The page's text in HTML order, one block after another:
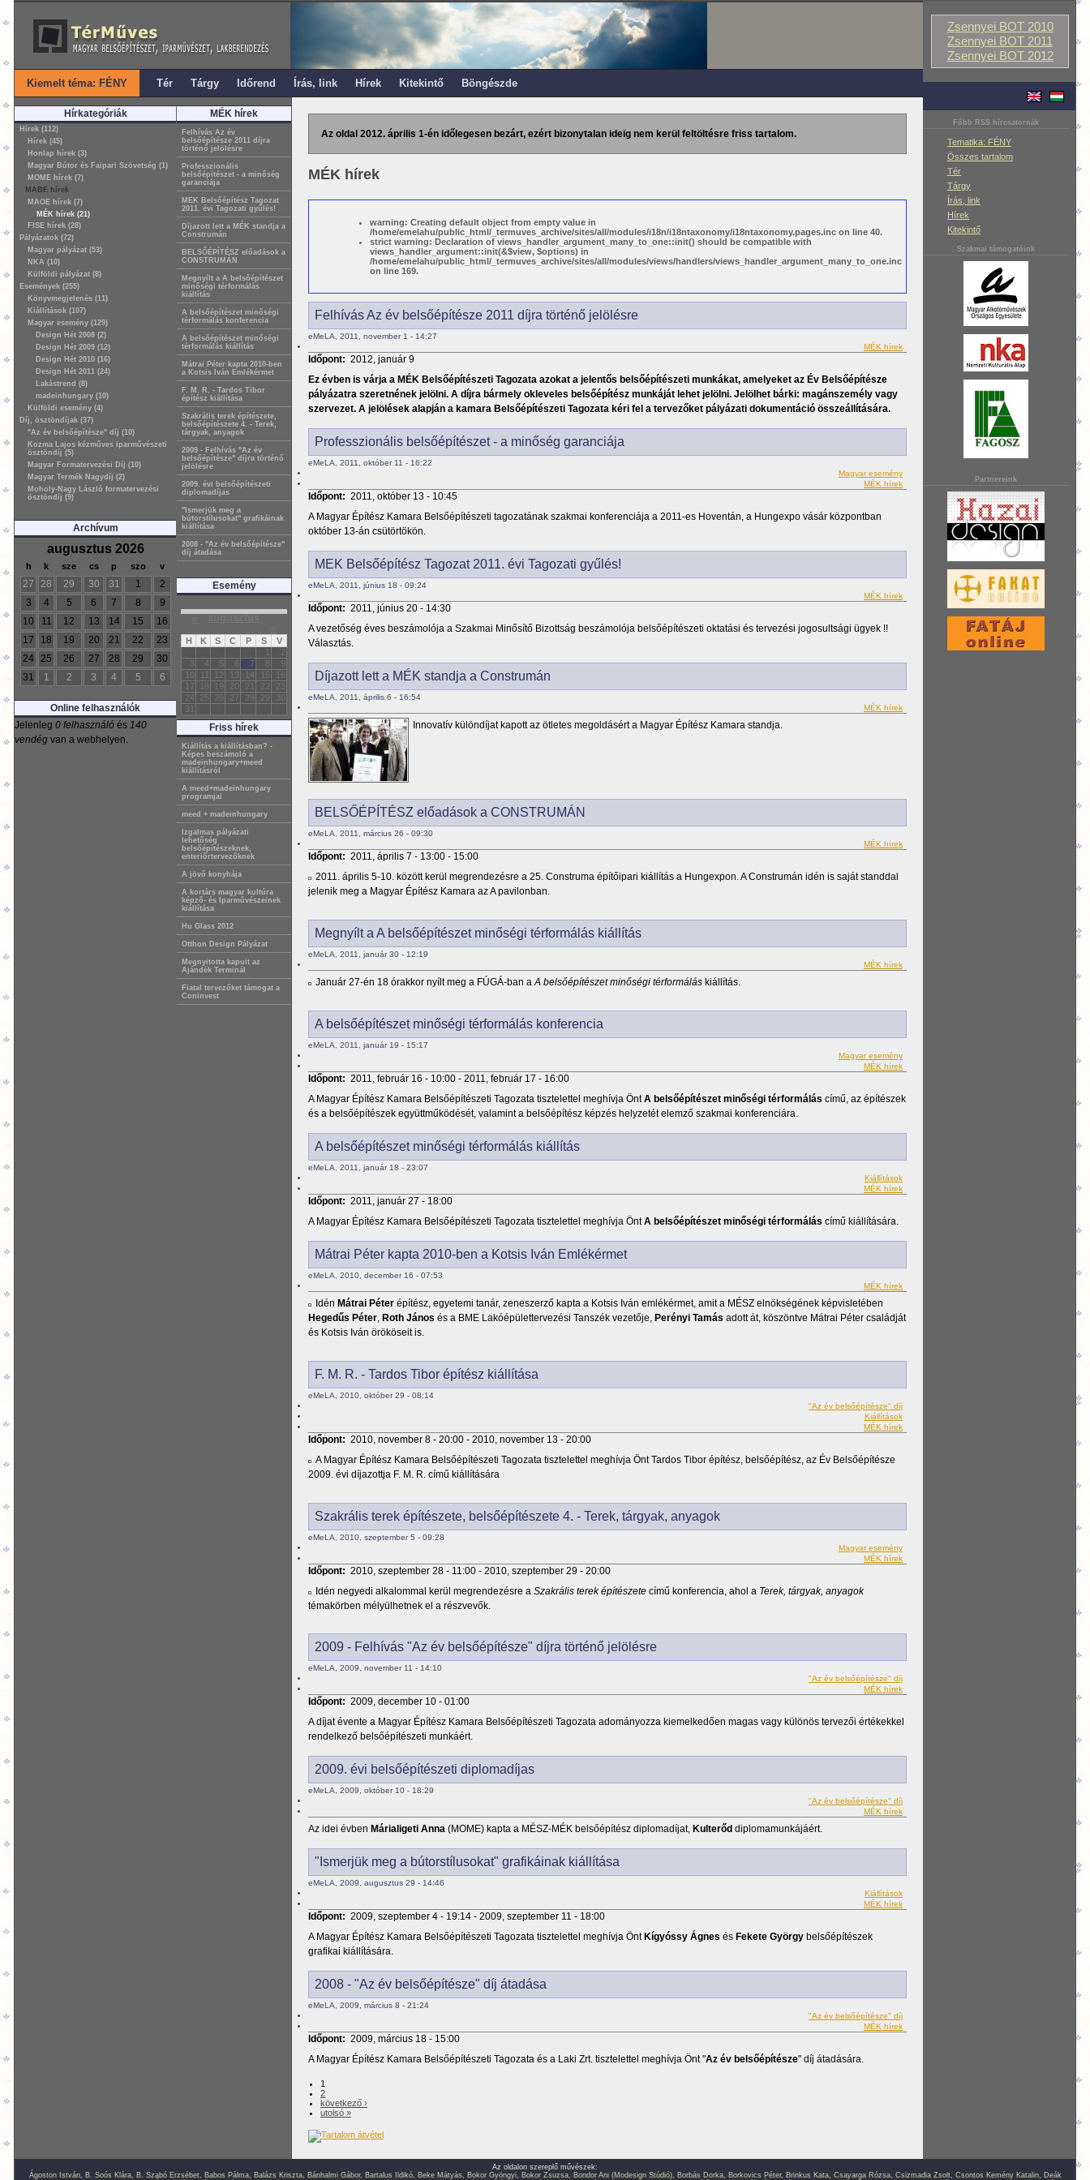
Zsennyei BOT 2010
Zsennyei BOT 2011
Zsennyei BOT 2012
Főbb RSS hírcsatornák
Tematika: FÉNY
Összes tartalom
Tér
Tárgy
Írás, link
Hírek
Kitekintő
Szakmai támogatóink
Partnereink
Kiemelt téma: FÉNY Tér Tárgy Időrend Írás, link Hírek Kitekintő Böngészde
Hírkategóriák
Hírek (112)
Hírek (45)
Honlap hírek (3)
Magyar Bútor és Faipari Szövetség (1)
MOME hírek (7)
MABE hírek
MAOE hírek (7)
MÉK hírek (21)
FISE hírek (28)
Pályázatok (72)
Magyar pályázat (53)
NKA (10)
Külföldi pályázat (8)
Események (255)
Könyvmegjelenés (11)
Kiállítások (107)
Magyar esemény (129)
Design Hét 2008 (2)
Design Hét 2009 (12)
Design Hét 2010 (16)
Design Hét 2011 (24)
Lakástrend (8)
madeinhungary (10)
Külföldi esemény (4)
Díj, ösztöndíjak (37)
"Az év belsőépítésze" díj (10)
Kozma Lajos kézműves iparművészeti
ösztöndíj (5)
Magyar Formatervezési Díj (10)
Magyar Termék Nagydíj (2)
Moholy-Nagy László formatervezési
ösztöndíj (9)
Archívum
augusztus 2026
h k sze cs p szo v
27 28 29 30 31 1
2
3
4 5 6 7 8
9
10
11 12 13 14 15
16
17
18 19 20 21 22
23
24
25 26 27 28 29
30
31
1 2 3 4 5 6
Online felhasználók
Jelenleg 0 felhasználó és 140
vendég van a webhelyen.
MÉK hírek
Felhívás Az év
belsőépítésze 2011 díjra
történő jelölésre
Professzionális
belsőépítészet - a minőség
garanciája
MEK Belsőépítész Tagozat
2011. évi Tagozati gyűlés!
Díjazott lett a MÉK standja a
Construmán
BELSŐÉPÍTÉSZ előadások a
CONSTRUMÁN
Megnyílt a A belsőépítészet
minőségi térformálás
kiállítás
A belsőépítészet minőségi
térformálás konferencia
A belsőépítészet minőségi
térformálás kiállítás
Mátrai Péter kapta 2010-ben
a Kotsis Iván Emlékérmet
F. M. R. - Tardos Tibor
építész kiállítása
Szakrális terek építészete,
belsőépítészete 4. - Terek,
tárgyak, anyagok
2009 - Felhívás "Az év
belsőépítésze" díjra történő
jelölésre
2009. évi belsőépítészeti
diplomadíjas
"Ismerjük meg a
bútorstílusokat" grafikáinak
kiállítása
2008 - "Az év belsőépítésze"
díj átadása
Esemény
« augusztus
H K S C P S
V
1
2
3
4 5 6 7 8
9
10
11 12 13 14 15
16
17
18 19 20 21 22
23
24
25 26 27 28 29
30
31
Friss hírek
Kiállítás a kiállításban? -
Képes beszámoló a
madeinhungary+meed
kiállításról
A meed+madeinhungary
programjai
meed + madeinhungary
Izgalmas pályázati
lehetőség
belsőépítészeknek,
enteriőrtervezőknek
A jövő konyhája
A kortárs magyar kultúra
képző- és Iparművészeinek
kiállítása
Hu Glass 2012
Otthon Design Pályázat
Megnyitotta kapuit az
Ajándék Terminál
Fiatal tervezőket támogat a
Coninvest
Az oldal 2012. április 1-én időlegesen bezárt, ezért bizonytalan ideig nem kerül feltöltésre friss tartalom.
MÉK hírek
warning: Creating default object from empty value in
/home/emelahu/public_html/_termuves_archive/sites/all/modules/i18n/i18ntaxonomy/i18ntaxonomy.pages.inc on line 40.
strict warning: Declaration of views_handler_argument_many_to_one::init() should be compatible with
views_handler_argument::init(&$view, $options) in
/home/emelahu/public_html/_termuves_archive/sites/all/modules/views/handlers/views_handler_argument_many_to_one.inc
on line 169.
Felhívás Az év belsőépítésze 2011 díjra történő jelölésre
eMeLA, 2011, november 1 - 14:27
MÉK hírek
Időpont: 2012, január 9
Ez évben is várja a MÉK Belsőépítészeti Tagozata azokat a jelentős belsőépítészeti munkákat, amelyeket az Év Belsőépítésze
pályázatra szeretnének jelölni. A díjra bármely okleveles belsőépítész munkáját lehet jelölni. Jelölhet bárki: magánszemély vagy
szervezet. A jelölések alapján a kamara Belsőépítészeti Tagozata kéri fel a tervezőket pályázati dokumentáció összeállítására.
Professzionális belsőépítészet - a minőség garanciája
eMeLA, 2011, október 11 - 16:22
Magyar esemény
MÉK hírek
Időpont: 2011, október 13 - 10:45
A Magyar Építész Kamara Belsőépítészeti tagozatának szakmai konferenciája a 2011-es Hoventán, a Hungexpo vásár központban
október 13-án csütörtökön.
MEK Belsőépítész Tagozat 2011. évi Tagozati gyűlés!
eMeLA, 2011, június 18 - 09:24
MÉK hírek
Időpont: 2011, június 20 - 14:30
A vezetőség éves beszámolója a Szakmai Minősítő Bizottság beszámolója belsőépítészeti oktatási és tervezési jogosultsági ügyek !!
Választás.
Díjazott lett a MÉK standja a Construmán
eMeLA, 2011, április 6 - 16:54
MÉK hírek
Innovatív különdíjat kapott az ötletes megoldásért a Magyar Építész Kamara standja.
BELSŐÉPÍTÉSZ előadások a CONSTRUMÁN
eMeLA, 2011, március 26 - 09:30
MÉK hírek
Időpont: 2011, április 7 - 13:00 - 15:00
2011. április 5-10. között kerül megrendezésre a 25. Construma építőipari kiállítás a Hungexpon. A Construmán idén is saját standdal
jelenik meg a Magyar Építész Kamara az A pavilonban.
Megnyílt a A belsőépítészet minőségi térformálás kiállítás
eMeLA, 2011, január 30 - 12:19
MÉK hírek
Január 27-én 18 órakkor nyílt meg a FÚGÁ-ban aA belsőépítészet minőségi térformálás kiállítás.
A belsőépítészet minőségi térformálás konferencia
eMeLA, 2011, január 19 - 15:17
Magyar esemény
MÉK hírek
Időpont: 2011, február 16 - 10:00 - 2011, február 17 - 16:00
A Magyar Építész Kamara Belsőépítészeti Tagozata tisztelettel meghívja ÖntA belsőépítészet minőségi térformálás című, az építészek
és a belsőépítészek együttműködését, valamint a belsőépítész képzés helyzetét elemző szakmai konferenciára.
A belsőépítészet minőségi térformálás kiállítás
eMeLA, 2011, január 18 - 23:07
Kiállítások
MÉK hírek
Időpont: 2011, január 27 - 18:00
A Magyar Építész Kamara Belsőépítészeti Tagozata tisztelettel meghívja ÖntA belsőépítészet minőségi térformálás című kiállítására.
Mátrai Péter kapta 2010-ben a Kotsis Iván Emlékérmet
eMeLA, 2010, december 16 - 07:53
MÉK hírek
Idén Mátrai Péter építész, egyetemi tanár, zeneszerző kapta a Kotsis Iván emlékérmet, amit a MÉSZ elnökségének képvisletében
Hegedűs Péter Roth János és a BME Lakóépülettervezési Tanszék vezetője, Perényi Tamás adott át, köszöntve Mátrai Péter családját
és Kotsis Iván örököseit is.
F. M. R. - Tardos Tibor építész kiállítása
eMeLA, 2010, október 29 - 08:14
"Az év belsőépítésze" díj
Kiállítások
MÉK hírek
Időpont: 2010, november 8 - 20:00 - 2010, november 13 - 20:00
A Magyar Építész Kamara Belsőépítészeti Tagozata tisztelettel meghívja Önt Tardos Tibor építész, belsőépítész, az Év Belsőépítésze
2009. évi díjazottja F. M. R. című kiállítására
Szakrális terek építészete, belsőépítészete 4. - Terek, tárgyak, anyagok
eMeLA, 2010, szeptember 5 - 09:28
Magyar esemény
MÉK hírek
Időpont: 2010, szeptember 28 - 11:00 - 2010, szeptember 29 - 20:00
Idén negyedi alkalommal kerül megrendezésre a Szakrális terek építészete című konferencia, ahol a Terek, tárgyak, anyagok
témakörben mélyülhetnek el a részvevők.
2009 - Felhívás "Az év belsőépítésze" díjra történő jelölésre
eMeLA, 2009, november 11 - 14:10
"Az év belsőépítésze" díj
MÉK hírek
Időpont: 2009, december 10 - 01:00
A díjat évente a Magyar Építész Kamara Belsőépítészeti Tagozata adományozza kiemelkedően magas vagy különös tervezői értékekkel
rendelkező belsőépítészeti munkáért.
2009. évi belsőépítészeti diplomadíjas
eMeLA, 2009, október 10 - 18:29
"Az év belsőépítésze" díj
MÉK hírek
Az idei évben Márialigeti Anna (MOME) kapta a MÉSZ-MÉK belsőépítész diplomadíjat, Kulterőd diplomamunkájáért.
"Ismerjük meg a bútorstílusokat" grafikáinak kiállítása
eMeLA, 2009, augusztus 29 - 14:46
Kiállítások
MÉK hírek
Időpont: 2009, szeptember 4 - 19:14 - 2009, szeptember 11 - 18:00
A Magyar Építész Kamara Belsőépítészeti Tagozata tisztelettel meghívja Önt Kígyóssy Ágnes és Fekete György belsőépítészek
grafikai kiállítására.
2008 - "Az év belsőépítésze" díj átadása
eMeLA, 2009, március 8 - 21:24
"Az év belsőépítésze" díj
MÉK hírek
Időpont: 2009, március 18 - 15:00
A Magyar Építész Kamara Belsőépítészeti Tagozata és a Laki Zrt. tisztelettel meghívja Önt "Az év belsőépítésze" díj átadására.
1
2
következő ›
utolsó »
Az oldalon szereplő művészek:
Ágoston István, B. Soós Klára, B. Szabó Erzsébet, Babos Pálma, Balázs Kriszta, Bánhalmi Gábor, Bartalus Ildikó, Beke Mátyás, Bokor Gyöngyi, Bokor Zsuzsa, Bondor Ani (Modesign Stúdió), Borbás Dorka, Borkovics Péter, Brinkus Kata, Csavarga Rózsa, Csizmadia Zsolt, Csontos Kemény Katalin, Deák